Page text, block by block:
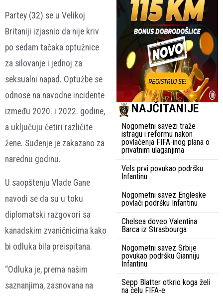
Partey (32) se u Velikoj
Britaniji izjasnio da nije kriv
po sedam tačaka optužnice
za silovanje i jednoj za
seksualni napad. Optužbe se
odnose na navodne incidente
između 2020. i 2022. godine,
a uključuju četiri različite
žene. Suđenje je zakazano za
narednu godinu.
U saopštenju Vlade Gane
navodi se da su u toku
diplomatski razgovori sa
kanadskim zvaničnicima kako
bi odluka bila preispitana.
“Odluka je, prema našim
saznanjima, zasnovana na
NAJČITANIJE
Nogometni savezi traže
istragu i reformu nakon
povlačenja FIFA-inog plana o
privatnim ulaganjima
Vels prvi povukao podršku
Infantinu
Nogometni savez Engleske
povlači podršku Infantinu
Chelsea doveo Valentina
Barca iz Strasbourga
Nogometni savez Srbije
povukao podršku Gianniju
Infantinu
Sepp Blatter otkrio koga želi
na čelu FIFA-e